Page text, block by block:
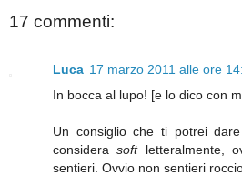
17 commenti:
Luca 17 marzo 2011 alle ore
In bocca al lupo! [e lo dico con
Un consiglio che ti potrei
considerasoftletteralmente,
sentieri. Ovvio non sentieri